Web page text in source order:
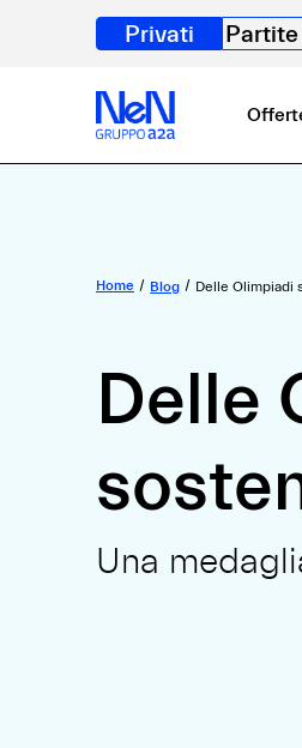
Privati
Home Blog Delle Olimpiadi
Delle
Una